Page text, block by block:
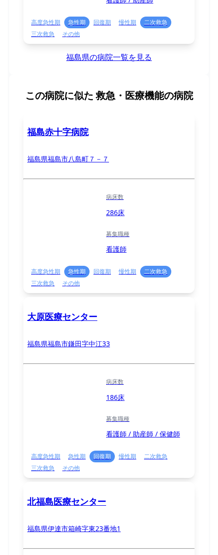
高度急性期 急性期 回復期 慢性期
二次救急
三次救急
その他
福島県の病院一覧を見る
この病院に似た 救急・医療機能の病院
福島赤十字病院
福島県福島市八島町７－７
病床数
286床
募集職種
看護師
高度急性期 急性期 回復期 慢性期
二次救急
三次救急
その他
大原医療センター
福島県福島市鎌田字中江33
病床数
186床
募集職種
看護師 / 助産師 / 保健師
高度急性期 急性期 回復期 慢性期
二次救急
三次救急
その他
北福島医療センター
福島県伊達市箱崎字東23番地1